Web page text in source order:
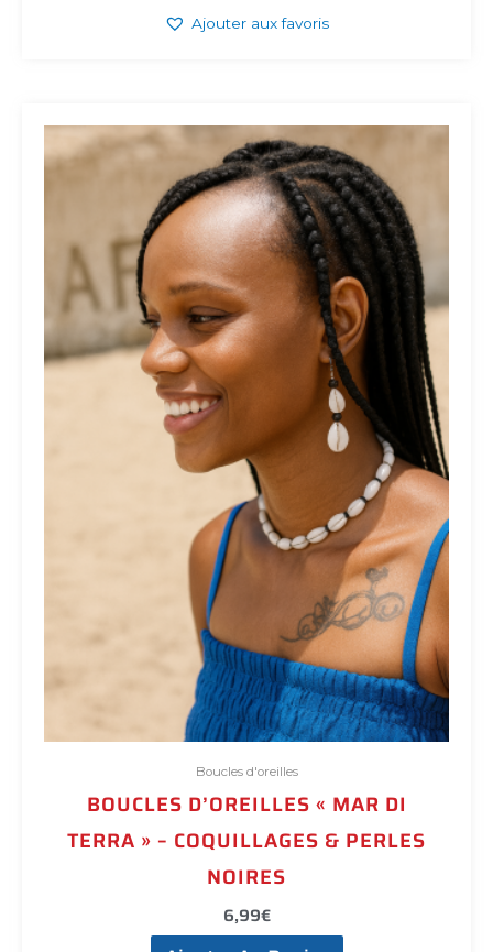
Ajouter aux favoris
Boucles d'oreilles
BOUCLES D’OREILLES « MAR DI
TERRA » – COQUILLAGES & PERLES
NOIRES
6,99€